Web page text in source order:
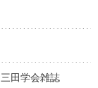
三田学会雑誌